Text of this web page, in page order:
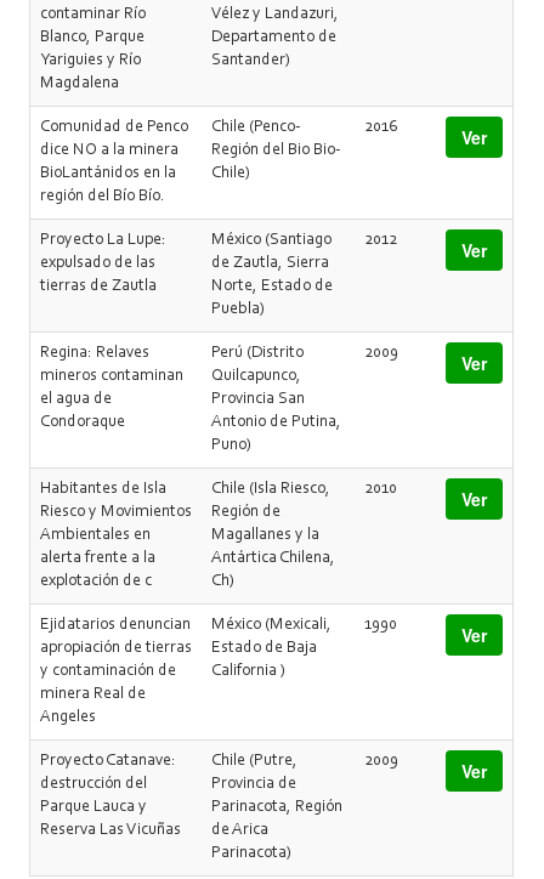
contaminar Río
Blanco, Parque
Yariguies y Río
Magdalena
Vélez y Landazuri,
Departamento de
Santander)
Comunidad de Penco
dice NO a la minera
BioLantánidos en la
región del Bío Bío.
Chile (Penco-
Región del Bio Bio-
Chile)
2016 Ver
Proyecto La Lupe:
expulsado de las
tierras de Zautla
México (Santiago
de Zautla, Sierra
Norte, Estado de
Puebla)
2012 Ver
Regina: Relaves
mineros contaminan
el agua de
Condoraque
Perú (Distrito
Quilcapunco,
Provincia San
Antonio de Putina,
Puno)
2009 Ver
Habitantes de Isla
Riesco y Movimientos
Ambientales en
alerta frente a la
explotación de c
Chile (Isla Riesco,
Región de
Magallanes y la
Antártica Chilena,
Ch)
2010 Ver
Ejidatarios denuncian
apropiación de tierras
y contaminación de
minera Real de
Angeles
México (Mexicali,
Estado de Baja
California )
1990 Ver
Proyecto Catanave:
destrucción del
Parque Lauca y
Reserva Las Vicuñas
Chile (Putre,
Provincia de
Parinacota, Región
de Arica
Parinacota)
2009 Ver